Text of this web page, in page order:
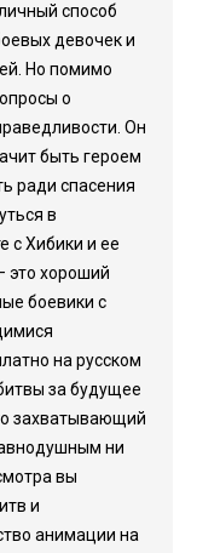
способ
девочек и
Но помимо
о
Он
быть героем
ради спасения
в
с Хибики и ее
это хороший
боевики с
на русском
за будущее
захватывающий
ни
вы
и
анимации на